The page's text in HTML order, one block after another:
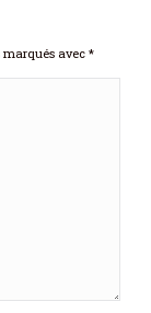
marqués avec *